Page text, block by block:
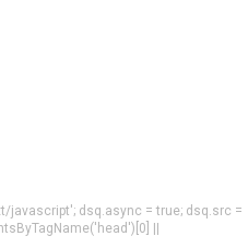
javascript'; dsq.async = true; dsq.src =
||